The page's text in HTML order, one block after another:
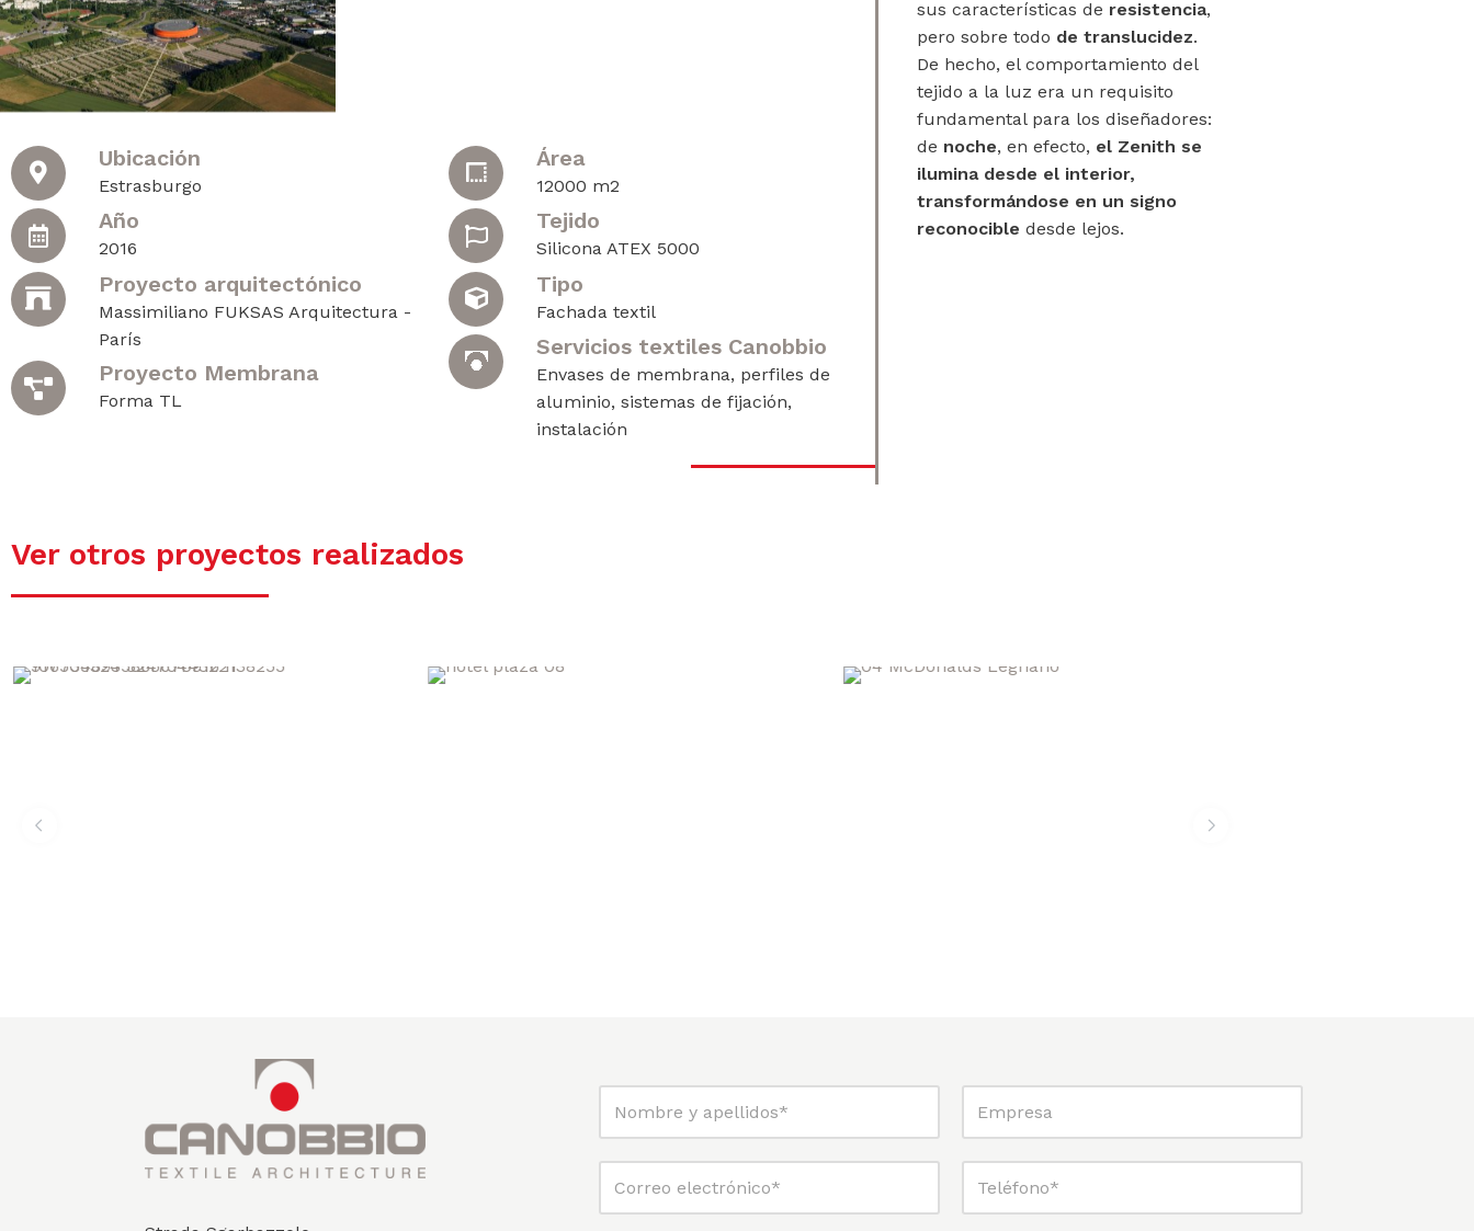
Ubicación
Estrasburgo
Año
2016
Proyecto arquitectónico
Massimiliano FUKSAS Arquitectura -
París
Proyecto Membrana
Forma TL
Área
12000 m2
Tejido
Silicona ATEX 5000
Tipo
Fachada textil
Servicios textiles Canobbio
Envases de membrana, perfiles de
aluminio, sistemas de fijación,
instalación
sus características de resistencia,
pero sobre todo de translucidez.
De hecho, el comportamiento del
tejido a la luz era un requisito
fundamental para los diseñadores:
de noche, en efecto, el Zenith se
ilumina desde el interior,
transformándose en un signo
reconocible desde lejos.
Ver otros proyectos realizados